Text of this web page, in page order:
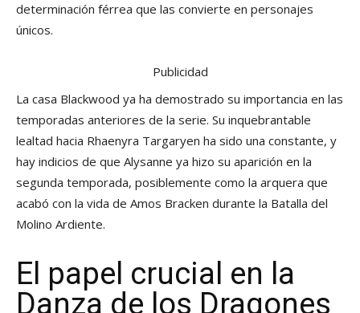
determinación férrea que las convierte en personajes
únicos.
Publicidad
La casa Blackwood ya ha demostrado su importancia en las
temporadas anteriores de la serie. Su inquebrantable
lealtad hacia Rhaenyra Targaryen ha sido una constante, y
hay indicios de que Alysanne ya hizo su aparición en la
segunda temporada, posiblemente como la arquera que
acabó con la vida de Amos Bracken durante la Batalla del
Molino Ardiente.
El papel crucial en la
Danza de los Dragones